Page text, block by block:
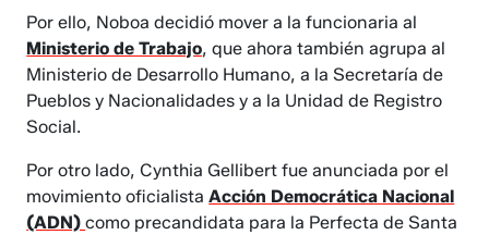
Por ello, Noboa decidió mover a la funcionaria al
Ministerio de Trabajo, que ahora también agrupa al
Ministerio de Desarrollo Humano, a la Secretaría de
Pueblos y Nacionalidades y a la Unidad de Registro
Social.
Por otro lado, Cynthia Gellibert fue anunciada por el
movimiento oficialistaAcción Democrática Nacional
(ADN)como precandidata para la Perfecta de Santa